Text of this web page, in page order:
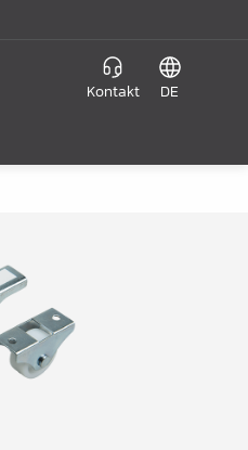
Kontakt DE